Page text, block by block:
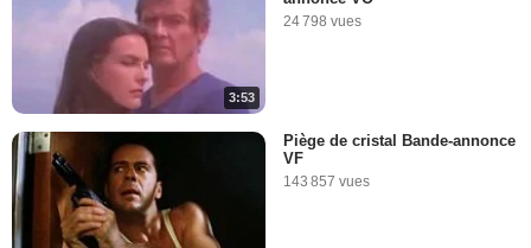
3:53
24 798 vues
Piège de cristal Bande-annonce
VF
143 857 vues